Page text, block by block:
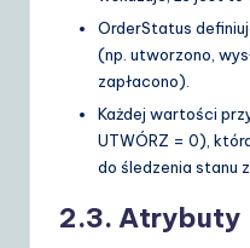
OrderStatus
(np. utworzono,
zapłacono).
Każdej wartości
UTWÓRZ = 0),
do śledzenia stanu
2.3. Atrybuty